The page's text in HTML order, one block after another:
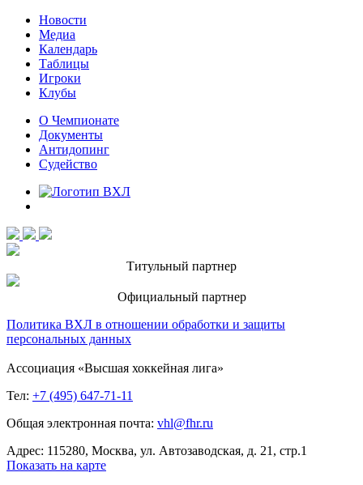
Новости
Медиа
Календарь
Таблицы
Игроки
Клубы
О Чемпионате
Документы
Антидопинг
Судейство
Титульный партнер
Официальный партнер
Политика ВХЛ в отношении обработки и защиты
персональных данных
Ассоциация «Высшая хоккейная лига»
Тел: +7 (495) 647-71-11
Общая электронная почта: vhl@fhr.ru
Адрес: 115280, Москва, ул. Автозаводская, д. 21, стр.1
Показать на карте